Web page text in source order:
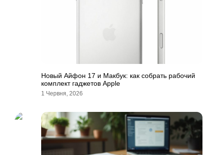
Новый Айфон 17 и Макбук: как собрать рабочий
комплект гаджетов Apple
1 Червня, 2026